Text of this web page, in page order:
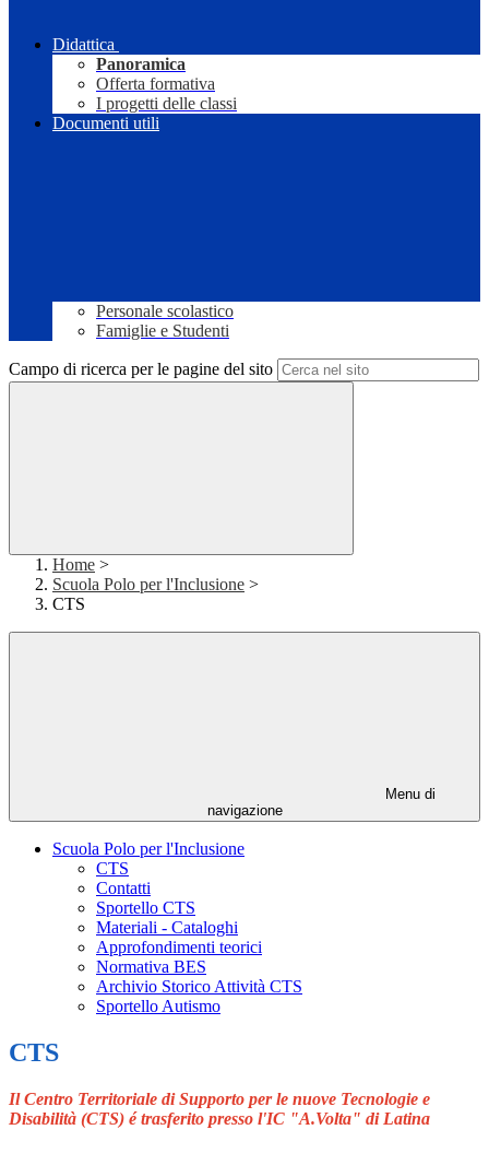
Didattica
Panoramica
Offerta formativa
I progetti delle classi
Documenti utili
Personale scolastico
Famiglie e Studenti
Campo di ricerca per le pagine del sito
Home >
Scuola Polo per l'Inclusione >
CTS
Menu di
navigazione
Scuola Polo per l'Inclusione
CTS
Contatti
Sportello CTS
Materiali - Cataloghi
Approfondimenti teorici
Normativa BES
Archivio Storico Attività CTS
Sportello Autismo
CTS
Il Centro Territoriale di Supporto per le nuove Tecnologie e
Disabilità (CTS) é trasferito presso l'IC "A.Volta" di Latina